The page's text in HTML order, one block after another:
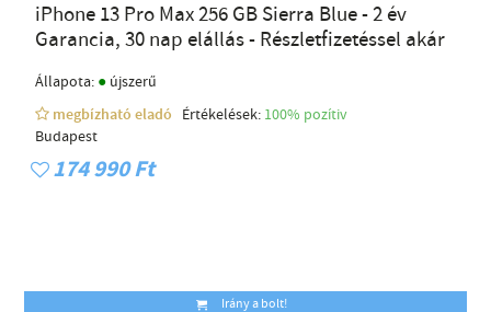
iPhone 13 Pro Max 256 GB Sierra Blue - 2 év
Garancia, 30 nap elállás - Részletfizetéssel akár
Állapota: ● újszerű
megbízható eladó
Értékelések: 100% pozítiv
Budapest
174 990 Ft
Irány a bolt!